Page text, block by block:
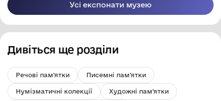
Усі експонати музею
Дивіться ще розділи
Речові пам'ятки Писемні пам'ятки
Нумізматичні колекції Художні пам'ятки